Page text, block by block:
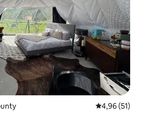
Évaluation
4,96 (51)